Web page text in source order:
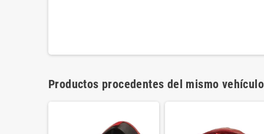
Productos procedentes del mismo vehículo